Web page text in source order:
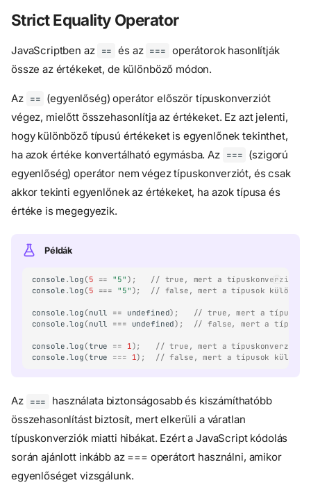
Matematikai kondíciók
Feltételezes vezérlés
Egyébként (else) állítás
Strict Equality Operator
JavaScriptben az == és az === operátorok hasonlítják
össze az értékeket, de különböző módon.
Az == (egyenlőség) operátor először típuskonverziót
végez, mielőtt összehasonlítja az értékeket. Ez azt jelenti,
hogy különböző típusú értékeket is egyenlőnek tekinthet,
ha azok értéke konvertálható egymásba. Az === (szigorú
egyenlőség) operátor nem végez típuskonverziót, és csak
akkor tekinti egyenlőnek az értékeket, ha azok típusa és
értéke is megegyezik.
Példák
console .log (5 == "5" );
// true, mert a típuskonverzió
console .log (5 === "5" ); // false, mert a típusok
console .log (null == undefined);
// true, mert a
console .log (null === undefined); // false, mert a típusok
console .log (true == 1 );
// true, mert a típuskonverzió
console .log (true === 1); // false, mert a típusok
Az ===
használata biztonságosabb és kiszámíthatóbb
összehasonlítást biztosít, mert elkerüli a váratlan
típuskonverziók miatti hibákat. Ezért a JavaScript kódolás
során ajánlott inkább az === operátort használni, amikor
egyenlőséget vizsgálunk.